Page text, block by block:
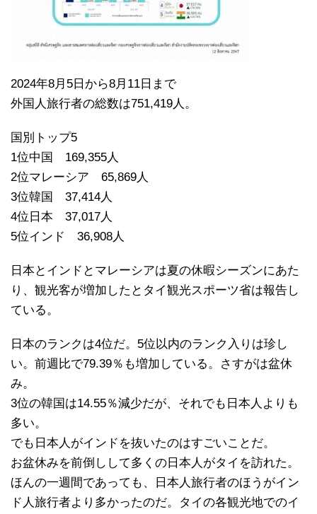
2024年8月5日から8月11日まで
外国人旅行者の総数は751,419人。
国別トップ5
1位中国 169,355人
2位マレーシア 65,869人
3位韓国 37,414人
4位日本 37,017人
5位インド 36,908人
日本とインドとマレーシアは夏の休暇シーズンにあた
り、観光客が増加したとタイ観光スポーツ省は報告し
ている。
日本のランクは4位だ。5位以内のランク入りは珍し
い。前週比で79.39％も増加している。さすがは盆休
み。
3位の韓国は14.55％減少だが、それでも日本人よりも
多い。
でも日本人がインドを抜いたのはすごいことだ。
お盆休みを前倒しして多くの日本人がタイを訪れた。
ほんの一週間であっても、日本人旅行者のほうがイン
ド人旅行者より多かったのだ。タイの各観光地でのイ